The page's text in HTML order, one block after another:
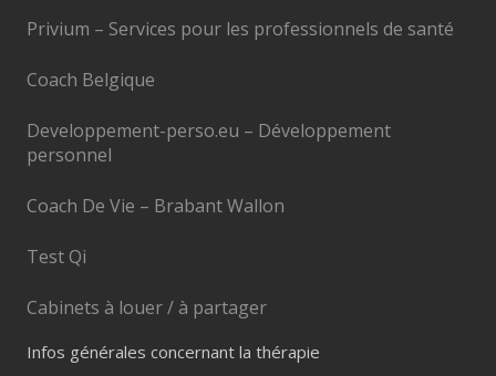
Privium – Services pour les professionnels de santé
Coach Belgique
Developpement-perso.eu – Développement
personnel
Coach De Vie – Brabant Wallon
Test Qi
Cabinets à louer / à partager
Infos générales concernant la thérapie